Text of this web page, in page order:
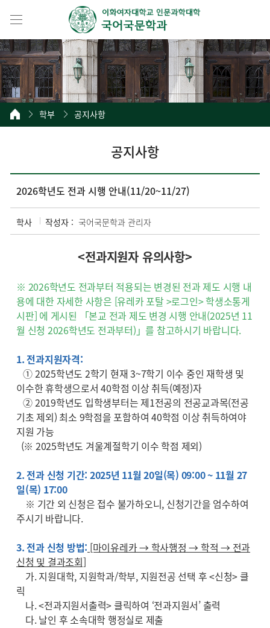
학부 공지사항
공지사항
2026학년도 전과 시행 안내(11/20~11/27)
학사 작성자 : 국어국문학과 관리자
<전과지원자 유의사항>
※ 2026학년도 전과부터 적용되는 변경된 전과 제도 시행 내
용에 대한 자세한 사항은 [유레카 포탈 >로그인> 학생소통게
시판] 에 게시된 「본교 전과 제도 변경 시행 안내(2025년 11
월 신청 2026학년도 전과부터)」를 참고하시기 바랍니다.
1. 전과지원자격:
① 2025학년도 2학기 현재 3~7학기 이수 중인 재학생 및
이수한 휴학생으로서 40학점 이상 취득(예정)자
② 2019학년도 입학생부터는 제1전공의 전공교과목(전공
기초 제외) 최소 9학점을 포함하여 40학점 이상 취득하여야
지원 가능
(※ 2025학년도 겨울계절학기 이수 학점 제외)
2. 전과 신청 기간: 2025년 11월 20일(목) 09:00 ~ 11월 27
일(목) 17:00
※ 기간 외 신청은 접수 불가하오니, 신청기간을 엄수하여
주시기 바랍니다.
3. 전과 신청 방법: [마이유레카 → 학사행정 → 학적 → 전과
신청 및 결과조회]
가. 지원대학, 지원학과/학부, 지원전공 선택 후 <신청> 클
릭
나. <전과지원서출력> 클릭하여 ‘전과지원서’ 출력
다. 날인 후 소속대학 행정실로 제출